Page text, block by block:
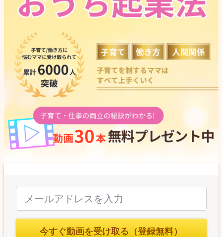
今すぐ動画を受け取る（登録無料）